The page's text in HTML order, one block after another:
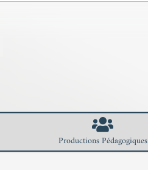
Productions Pédagogiques